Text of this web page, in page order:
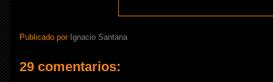
Publicado por Ignacio Santana
29 comentarios: